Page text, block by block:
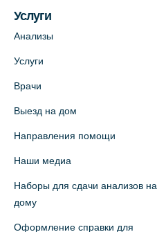
Услуги
Анализы
Услуги
Врачи
Выезд на дом
Направления помощи
Наши медиа
Наборы для сдачи анализов на
дому
Оформление справки для